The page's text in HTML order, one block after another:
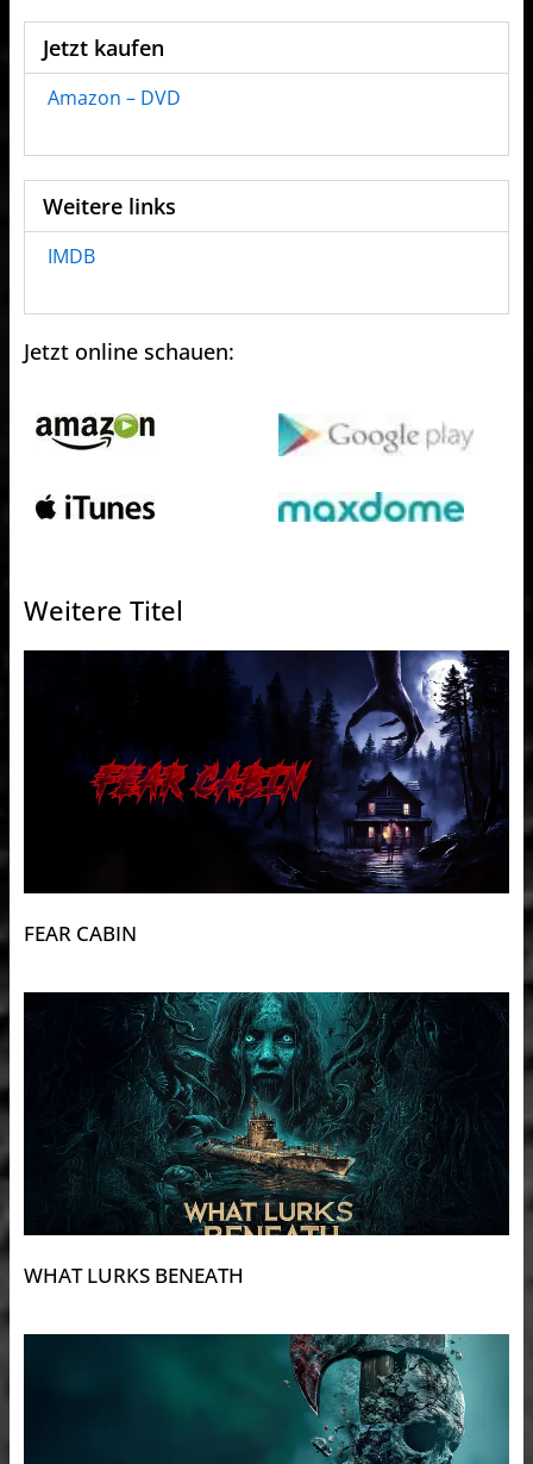
Jetzt kaufen
Amazon – DVD
Weitere links
IMDB
Jetzt online schauen:
Weitere Titel
FEAR CABIN
WHAT LURKS BENEATH